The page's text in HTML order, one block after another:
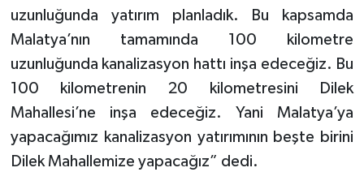
uzunluğunda yatırım planladık. Bu kapsamda
Malatya’nın tamamında 100 kilometre
uzunluğunda kanalizasyon hattı inşa edeceğiz. Bu
100 kilometrenin 20 kilometresini Dilek
Mahallesi’ne inşa edeceğiz. Yani Malatya’ya
yapacağımız kanalizasyon yatırımının beşte birini
Dilek Mahallemize yapacağız” dedi.